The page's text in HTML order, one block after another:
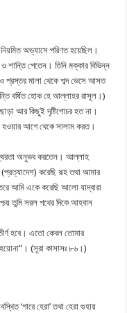
অভ্যাসে পরিণত হয়েছিল।
শান্তি পেতেন। তিনি মক্কার বিভিন্ন
প্রস্তর মালা থেকে শব্দ ভেসে আসত
বর্ষিত হোক হে আল্লাহর রাসূল।)
আর কিছুই দৃষ্টিগোচর হত না।
হওয়ার আগে থেকে সালাম করত।
অনুভব করতেন। আল্লাহ
করেছি রূহ তথা আমার
আমি একে করেছি আলো যাদ্বারা
তুমি সরল পথের দিকে আহবান
হবে। এতো কেবল তোমার
(সূরা কাসাসঃ ৮৬।)
‘গারে হেরা’ তথা হেরা গুহায়